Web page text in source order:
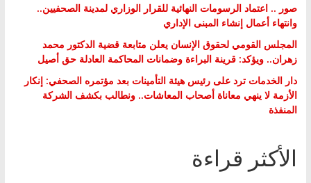
صور .. اعتماد الرسومات النهائية للقرار الوزاري لمدينة الصحفيين..
وانتهاء أعمال إنشاء المبنى الإداري
المجلس القومي لحقوق الإنسان يعلن متابعة قضية الدكتور محمد
زهران.. ويؤكد: قرينة البراءة وضمانات المحاكمة العادلة حق أصيل
دار الخدمات ترد على رئيس هيئة التأمينات بعد مؤتمره الصحفي: إنكار
الأزمة لا ينهي معاناة أصحاب المعاشات.. ونطالب بكشف الشركة
المنفذة
الأكثر قراءة